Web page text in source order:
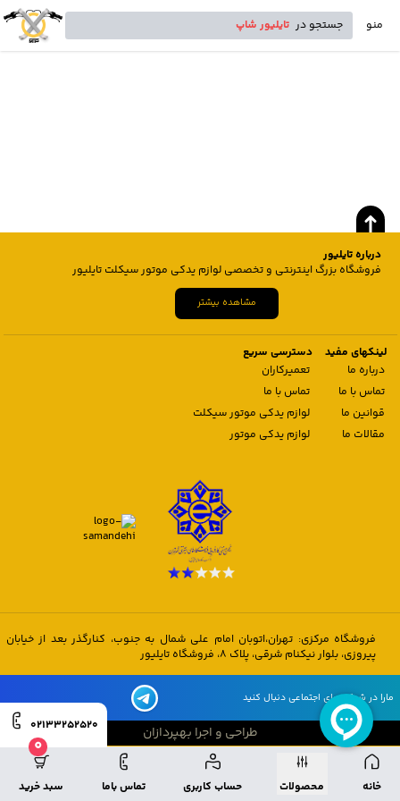
منو جستجو در تایلیور شاپ
خانه محصولات حساب کاربری تماس باما
0
سبد خرید
02133252520
درباره تایلیور
فروشگاه بزرگ اینترنتی و تخصصی لوازم یدکی موتور سیکلت تایلیور
مشاهده بیشتر
لینکهای مفید
درباره ما
تماس با ما
قوانین ما
مقالات ما
دسترسی سریع
تعمیرکاران
تماس با ما
لوازم یدکی موتور سیکلت
لوازم یدکی موتور
فروشگاه مرکزی: تهران،اتوبان امام علی شمال به جنوب، کنارگذر بعد از خیابان
پیروزی، بلوار نیکنام شرقی، پلاک 8، فروشگاه تایلیور
مارا در شبکه های اجتماعی دنبال کنید
طراحی و اجرا بهپردازان
طراحی و اجرا بهپردازان